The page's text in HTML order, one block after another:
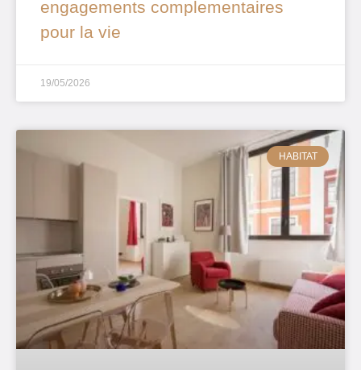
engagements complementaires
pour la vie
19/05/2026
HABITAT